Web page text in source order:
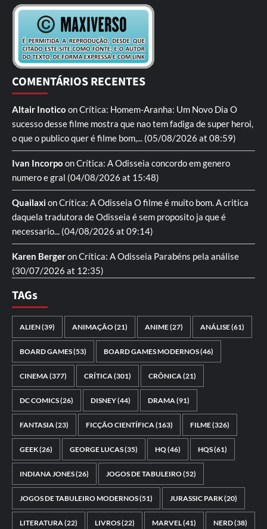
COMENTÁRIOS RECENTES
Altair Inotico onCrítica: Homem-Aranha: Um Novo Dia O
sucesso desse filme mostra que nao tem fadiga de super heroi,
o que o publico quer é filme bom,... (05/08/2026 at 08:59)
Ivan Incorpo onCrítica: A Odisseia concordo em genero
numero e gral (04/08/2026 at 15:48)
QuailaxionCrítica: A Odisseia O filme é muito bom. A critica
daquela tradutora de Odisseia é sem proposito ja que é
necessario... (04/08/2026 at 09:14)
Karen BergeronCrítica: A Odisseia Parabéns pela análise
(30/07/2026 at 12:35)
TAGs
ALIEN(39) ANIMAÇÃO(21) ANIME(27) ANÁLISE(61)
BOARD GAMES(53) BOARD GAMES MODERNOS(46)
CINEMA(377) CRÍTICA(301) CRÔNICA(21)
DC COMICS(26) DISNEY(44) DRAMA(91)
FANTASIA(23) FICÇÃO CIENTÍFICA(163) FILME(326)
GEEK(26) GEORGE LUCAS(35) HQ(46) HQS(61)
INDIANA JONES(26) JOGOS DE TABULEIRO(52)
JOGOS DE TABULEIRO MODERNOS(51) JURASSIC PARK(20)
LITERATURA(22) LIVROS(22) MARVEL(41) NERD(38)